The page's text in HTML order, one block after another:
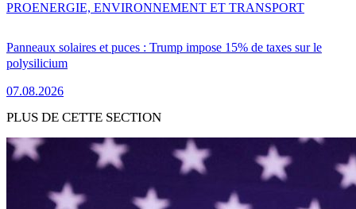
Panneaux solaires et puces : Trump impose 15% de taxes sur le
polysilicium
07.08.2026
PROENERGIE, ENVIRONNEMENT ET TRANSPORT
PLUS DE CETTE SECTION